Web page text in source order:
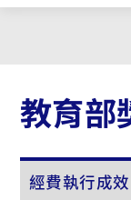
教育部
經費執行成效